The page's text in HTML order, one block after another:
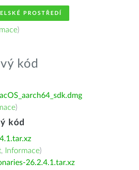
PROSTŘEDÍ
)
kód
)
kód
, Informace)
26.2.4.1.tar.xz